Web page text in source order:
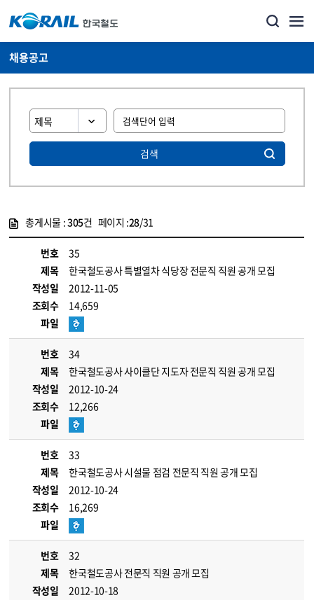
채용공고
검색
총게시물 :305건 페이지 :28/31
번호
35
제목
한국철도공사 특별열차 식당장 전문직 직원 공개 모집
작성일
2012-11-05
조회수
14,659
파일
번호
34
제목
한국철도공사 사이클단 지도자 전문직 직원 공개 모집
작성일
2012-10-24
조회수
12,266
파일
번호
33
제목
한국철도공사 시설물 점검 전문직 직원 공개 모집
작성일
2012-10-24
조회수
16,269
파일
번호
32
제목
한국철도공사 전문직 직원 공개 모집
작성일
2012-10-18